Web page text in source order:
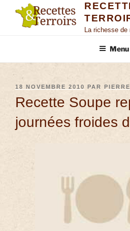
La richesse de
Menu
18 NOVEMBRE 2010 PAR
Recette Soupe
journées froides